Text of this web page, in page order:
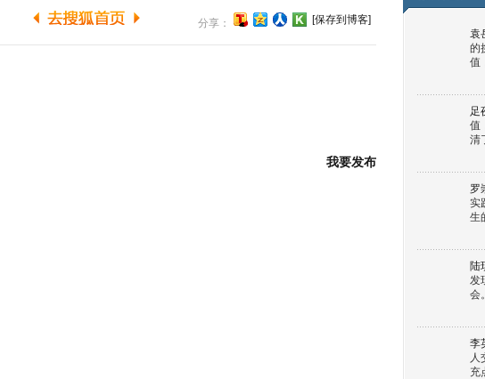
分享： [保存到博客]
我要发布
袁
的
值
足
值
清
罗
实
生
陆
发
会
李
人
充